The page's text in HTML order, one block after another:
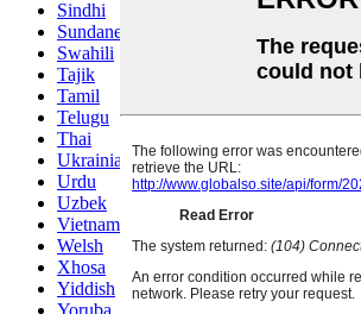
Sindhi
Sundanese
Swahili
Tajik
Tamil
Telugu
Thai
Ukrainian
Urdu
Uzbek
Vietnamese
Welsh
Xhosa
Yiddish
Yoruba